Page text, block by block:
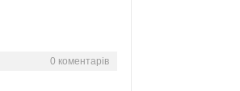
0 коментарів